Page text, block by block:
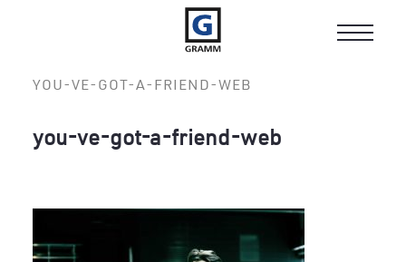
Toggle
YOU-VE-GOT-A-FRIEND-WEB
you-ve-got-a-friend-web